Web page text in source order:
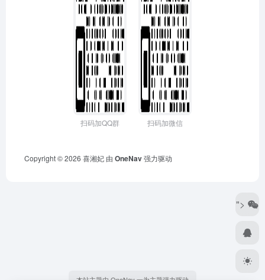
扫码加QQ群 扫码加微信
Copyright © 2026 喜湘妃 由 OneNav强力驱动
">